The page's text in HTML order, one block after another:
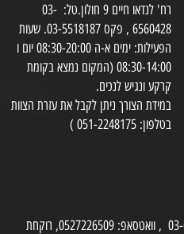
רח' לנדאו חיים 9 חולון.טל: 03-
6560428 , פקס 03-5518187. שעות
הפעילות: ימים א-ה 08:30-20:00 יום ו
08:30-14:00 (המקום נמצא בקומת
קרקע ונגיש לנכים.
במידת הצורך ניתן לקבל את עזרת הצוות
בטלפון: 051-2248175 )
לייעוץ עם רוקח נא לחייג למס' 03-6560428 , וואטסאפ: 0527226509, רוקחת